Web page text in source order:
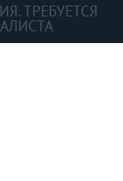
ТРЕБУЕТСЯ